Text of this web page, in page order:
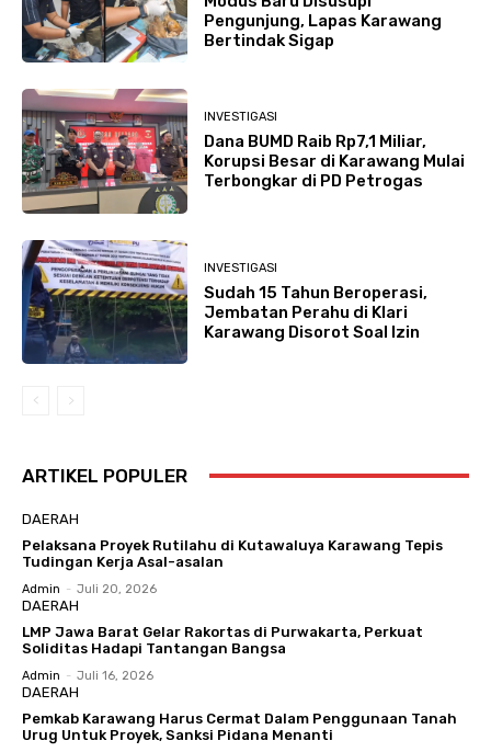
Pengunjung, Lapas Karawang
Bertindak Sigap
INVESTIGASI
Dana BUMD Raib Rp7,1 Miliar,
Korupsi Besar di Karawang Mulai
Terbongkar di PD Petrogas
INVESTIGASI
Sudah 15 Tahun Beroperasi,
Jembatan Perahu di Klari
Karawang Disorot Soal Izin
ARTIKEL POPULER
DAERAH
Pelaksana Proyek Rutilahu di Kutawaluya Karawang Tepis
Tudingan Kerja Asal-asalan
Admin - Juli 20, 2026
DAERAH
LMP Jawa Barat Gelar Rakortas di Purwakarta, Perkuat
Soliditas Hadapi Tantangan Bangsa
Admin - Juli 16, 2026
DAERAH
Pemkab Karawang Harus Cermat Dalam Penggunaan Tanah
Urug Untuk Proyek, Sanksi Pidana Menanti